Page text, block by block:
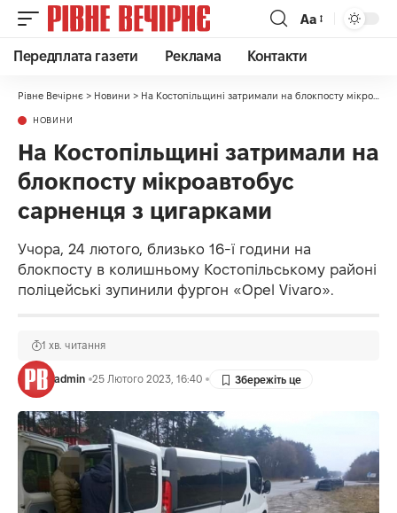
Аа
Передплата газети Реклама Контакти
Рівне Вечірнє > Новини > На Костопільщині затримали на блокпосту мікроавтобус сарненця з цигарками
НОВИНИ
На Костопільщині затримали на
блокпосту мікроавтобус
сарненця з цигарками
Учора, 24 лютого, близько 16-ї години на
блокпосту в колишньому Костопільському районі
поліцейські зупинили фургон «Opel Vivaro».
admin 25 Лютого 2023, 16:40
1 хв. читання